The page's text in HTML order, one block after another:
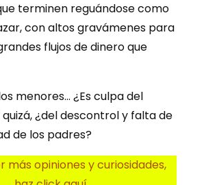
terminen reguándose como
con altos gravámenes para
flujos de dinero que
menores… ¿Es culpa del
quizá, ¿del descontrol y falta de
de los padres?
más opiniones y curiosidades,